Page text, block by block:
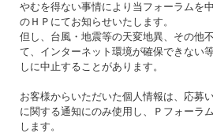
やむを得ない事情により当フォーラムを
のＨＰにてお知らせいたします。
但し、台風・地震等の天変地異、その他
て、インターネット環境が確保できない
しに中止することがあります。
お客様からいただいた個人情報は、応募
に関する通知にのみ使用し、Ｐフォーラ
します。